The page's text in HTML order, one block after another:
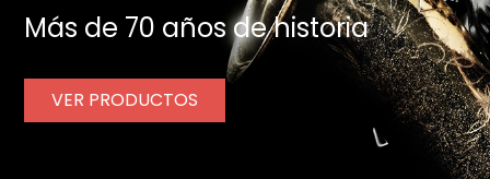
Más de 70 años de historia
VER PRODUCTOS